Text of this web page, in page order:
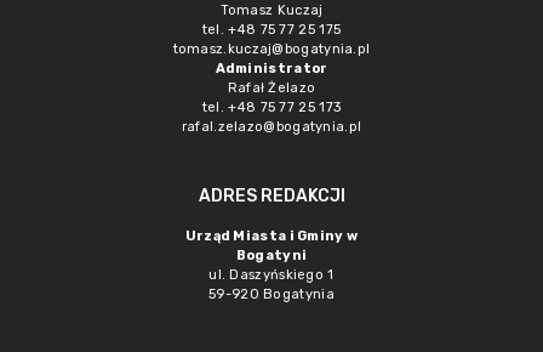
Tomasz Kuczaj
tel. +48 75 77 25 175
tomasz.kuczaj@bogatynia.pl
Administrator
Rafał Żelazo
tel. +48 75 77 25 173
rafal.zelazo@bogatynia.pl
ADRES REDAKCJI
Urząd Miasta i Gminy w
Bogatyni
ul. Daszyńskiego 1
59-920 Bogatynia